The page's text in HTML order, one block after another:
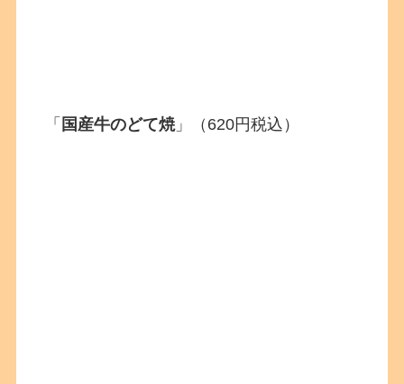
「 国産牛のどて焼 」（620円税込）